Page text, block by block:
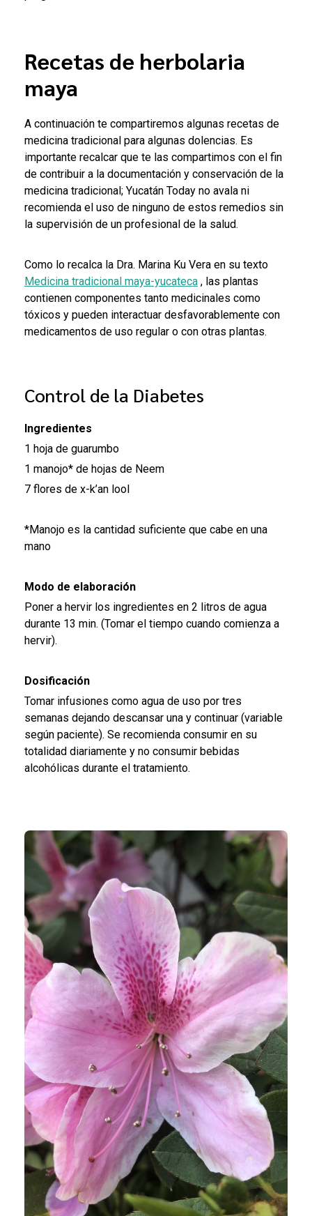
Recetas de herbolaria
maya
A continuación te compartiremos algunas recetas de
medicina tradicional para algunas dolencias. Es
importante recalcar que te las compartimos con el fin
de contribuir a la documentación y conservación de la
medicina tradicional; Yucatán Today no avala ni
recomienda el uso de ninguno de estos remedios sin
la supervisión de un profesional de la salud.
Como lo recalca la Dra. Marina Ku Vera en su texto
Medicina tradicional maya-yucateca , las plantas
contienen componentes tanto medicinales como
tóxicos y pueden interactuar desfavorablemente con
medicamentos de uso regular o con otras plantas.
Control de la Diabetes
Ingredientes
1 hoja de guarumbo
1 manojo* de hojas de Neem
7 flores de x-k’an lool
*Manojo es la cantidad suficiente que cabe en una
mano
Modo de elaboración
Poner a hervir los ingredientes en 2 litros de agua
durante 13 min. (Tomar el tiempo cuando comienza a
hervir).
Dosificación
Tomar infusiones como agua de uso por tres
semanas dejando descansar una y continuar (variable
según paciente). Se recomienda consumir en su
totalidad diariamente y no consumir bebidas
alcohólicas durante el tratamiento.